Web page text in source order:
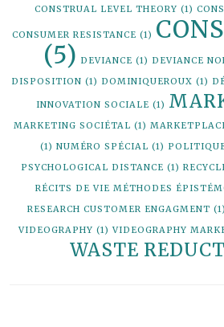
CONSTRUAL LEVEL THEORY (1)
CONSUMER RESISTANCE (1)
(5) DEVIANCE (1) DEVIANCE
DISPOSITION (1) DOMINIQUEROUX (1)
INNOVATION SOCIALE (1)
MARKETING SOCIÉTAL (1)
(1) NUMÉRO SPÉCIAL (1)
PSYCHOLOGICAL DISTANCE (1)
RÉCITS DE VIE MÉTHODES
RESEARCH CUSTOMER ENGAGMENT (1)
VIDEOGRAPHY (1) VIDEOGRAPHY
WASTE